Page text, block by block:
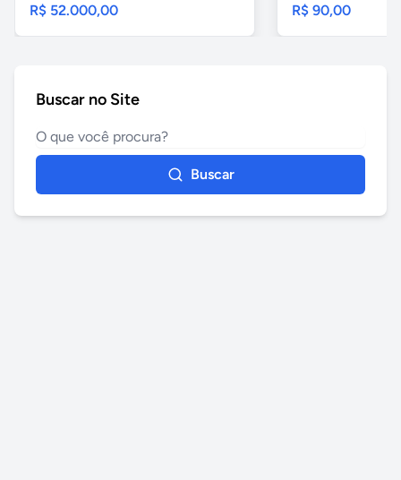
R$ 52.000,00 R$ 90,00
Buscar no Site
Buscar